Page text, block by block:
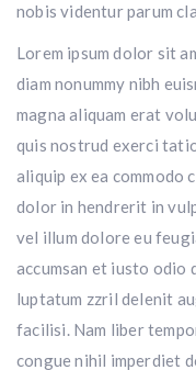
nobis videntur parum
Lorem ipsum dolor sit
diam nonummy nibh
magna aliquam erat
quis nostrud exerci
aliquip ex ea commodo
dolor in hendrerit in
vel illum dolore eu
accumsan et iusto odio
luptatum zzril delenit
facilisi. Nam liber
congue nihil imperdiet